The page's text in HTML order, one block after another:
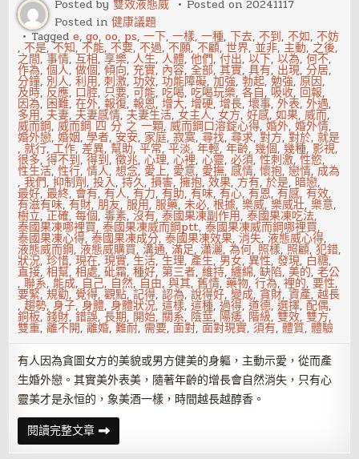
Posted by雙效液態威 Posted on20241117
Posted in健康議題
Taggede,go,oo, ps,一下,一樣,一種,下去,不到,不如,不妨
,不是,不知,不能,不要,不過,不願,不顧,世界,並非,主動, 之後,
之間,事情,互相,享樂,人生,人體,他們,付出,以下,以為,何不,
作為,個人,做個,傾向, 充實, 內容,全部,其實,具有, 出現,分居,
分鐘, 別人,利用,刺激,功效,功能障礙,加強,勃起,勉強,原因,
及時, 反應, 口腔, 只要,可能, 吃喝, 吃喝玩樂,各自, 吸收, 回報,
因為, 困難,在外,報復,報恩,增大,增硬,增長,壞事,外表,外遇,
多用, 夫妻, 夫妻感情, 夫妻生活,女主人,女方,好感,如果,威而,
威而鋼,威而鋼 四 分 之 一顆,威而鋼口溶錠心得,婚外,婚外情,
婚外戀,婚姻,學者, 安安, 家庭,寂寞,尋找,尋求,對方,對於,就是
,就行,工作,差異,幫助,平常,平淡,年輕,年齡,幾個,幾種, 影視,
很多,得不到,得到,徵兆,心理,心裡,心靈,必須,性刺激,性慾,
性生活,性行,情人,想念, 愛上, 愛意, 愛撫,感情,懷抱,戀情,成為
,我們,抑制劑,投入,持久,損害,擁抱,效果, 方有,於是, 暗戀,
最好,最終, 會有,有人,有力,有助,有味,有心,有恩,有感,有效,
有滋有味,有財,朋友,服用,服藥,未必,根據,樂威,樂威壯,樂意,
樹立,正確,每個,毒素,沒有,泰國果凍副作用,泰國果凍吃法,
泰國果凍哪裡買,泰國果凍威而鋼ptt,泰國果凍威而鋼哪裡買,
泰國果凍心得,泰國果凍成分,泰國果凍效果,消失,液態威心得,
液態威而鋼,液態威購買,溝通,滿足,瀟灑,為何, 照樣, 照顧,犯錯,
狀況,珍惜,現在,現實,生活,生理,產生, 男女,異性,發現, 白糖,
直接,相幫,相處,砒霜,種好, 第三者,維持,纏綿,缺陷,美的,老公
,聯系, 能成, 自己, 自然, 自由,與其,舊情,藥物,行為,裡的,要性,
要緊,規勸, 覺得,觀點,記得,認為,說得好,變成,貪財,資產,越長
,趨勢,身子,身體,身體狀況,這樣,這種,過得,道德,選擇,配偶,
銅板,錢財,錯誤,長期, 開始, 關系, 陰莖, 陽痿, 階級,雙效,雙方,
雙重,離不開,離婚,難耐, 需要,面對,面對現實,須有,體質,體驗
有人因為貪圖女方的美貌或男方健美的身軀，主動示愛，從而產
生婚外戀。其實美外表美，隨著年齡的增長會自然消失，只有心
靈美才是永恒的，象美酒一樣，時間越長越醇香。
閱讀完整文章夫
妻
婚